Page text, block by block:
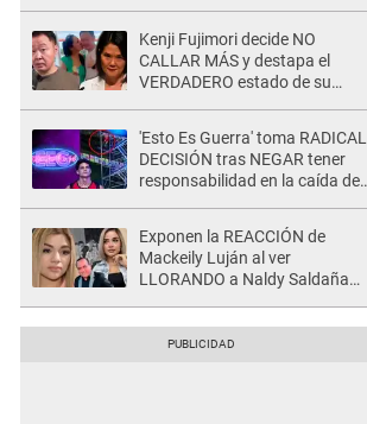
Kenji Fujimori decide NO
CALLAR MÁS y destapa el
VERDADERO estado de su
suegra..."
'Esto Es Guerra' toma RADICAL
DECISIÓN tras NEGAR tener
responsabilidad en la caída de
Exponen la REACCIÓN de
Mackeily Luján al ver
LLORANDO a Naldy Saldaña